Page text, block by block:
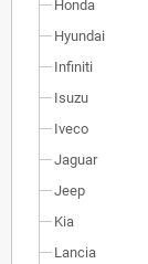
Honda
Hyundai
Infiniti
Isuzu
Iveco
Jaguar
Jeep
Kia
Lancia